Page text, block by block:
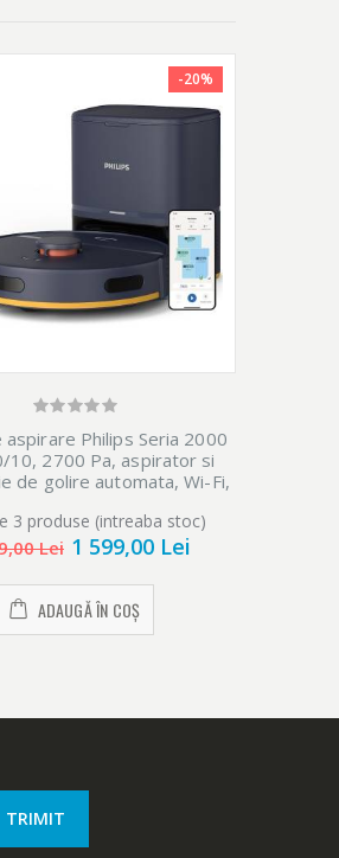
-20%
Philips Seria 2000
10, 2700 Pa, aspirator si
de golire automata, Wi-Fi,
scanare la 360 de grade,
pana la 130 min, 5 harti,
3 produse (intreaba stoc)
Lei 1 599,00 Lei
ADAUGĂ ÎN COȘ